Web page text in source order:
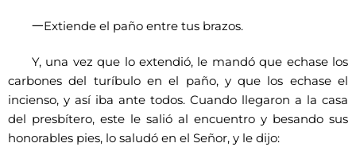
一Extiende el paño entre tus brazos.
Y, una vez que lo extendió, le mandó que echase los
carbones del turíbulo en el paño, y que los echase el
incienso, y así iba ante todos. Cuando llegaron a la casa
del presbítero, este le salió al encuentro y besando sus
honorables pies, lo saludó en el Señor, y le dijo: